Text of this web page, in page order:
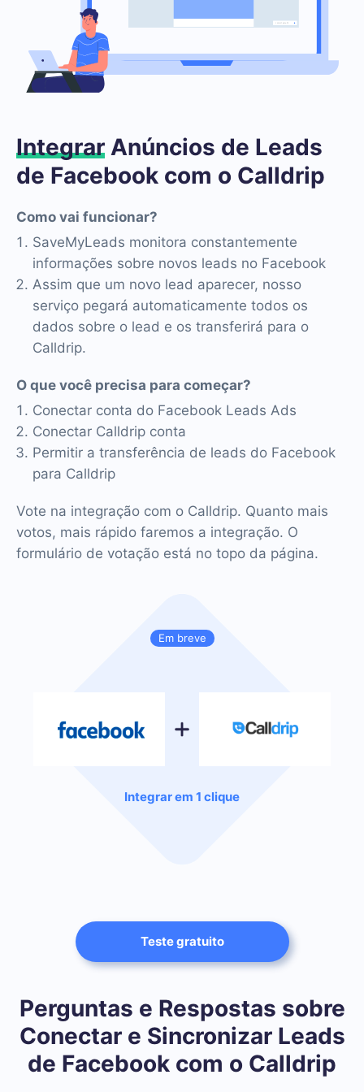
Em breve
Integrar em 1 clique
Integrar Anúncios de Leads
de Facebook com o Calldrip
Como vai funcionar?
SaveMyLeads monitora constantemente
informações sobre novos leads no Facebook
Assim que um novo lead aparecer, nosso
serviço pegará automaticamente todos os
dados sobre o lead e os transferirá para o
Calldrip.
O que você precisa para começar?
Conectar conta do Facebook Leads Ads
Conectar Calldrip conta
Permitir a transferência de leads do Facebook
para Calldrip
Vote na integração com o Calldrip. Quanto mais
votos, mais rápido faremos a integração. O
formulário de votação está no topo da página.
Teste gratuito
Perguntas e Respostas sobre
Conectar e Sincronizar Leads
de Facebook com o Calldrip